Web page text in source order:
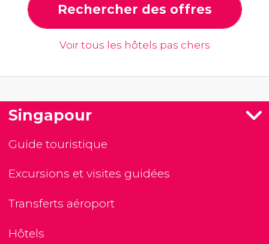
Rechercher des offres
Voir tous les hôtels pas chers
Singapour
Guide touristique
Excursions et visites guidées
Transferts aéroport
Hôtels